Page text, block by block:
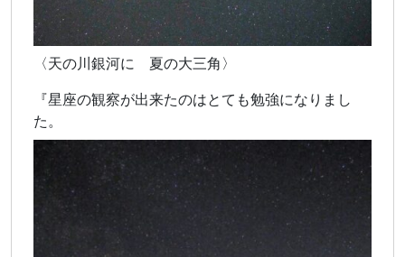
〈天の川銀河に 夏の大三角〉
『星座の観察が出来たのはとても勉強になりまし
た。